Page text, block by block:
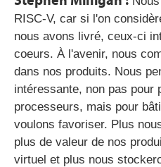
RISC-V, car si l'on
nous avons livré, ceux-ci
coeurs. À l'avenir, nous
dans nos produits. Nous
intéressante, non pas pour
processeurs, mais pour
voulons favoriser. Plus
plus de valeur de nos
virtuel et plus nous